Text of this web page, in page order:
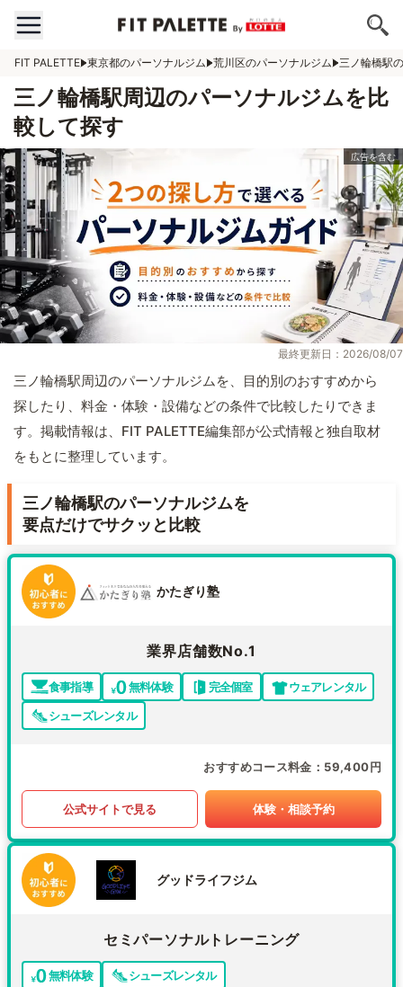
FIT PALETTE 東京都のパーソナルジム 荒川区のパーソナルジム 三ノ輪橋駅
三ノ輪橋駅周辺のパーソナルジムを比
較して探す
最終更新日：2026/08/07
三ノ輪橋駅周辺のパーソナルジムを、目的別のおすすめから
探したり、料金・体験・設備などの条件で比較したりできま
す。掲載情報は、FIT PALETTE編集部が公式情報と独自取材
をもとに整理しています。
三ノ輪橋駅のパーソナルジムを
要点だけでサクッと比較
かたぎり塾
業界店舗数No.1
食事指導 無料体験 完全個室
ウェアレンタル
シューズレンタル
おすすめコース料金 59,400円
公式サイトで見る 体験・相談予約
グッドライフジム
セミパーソナルトレーニング
無料体験 シューズレンタル